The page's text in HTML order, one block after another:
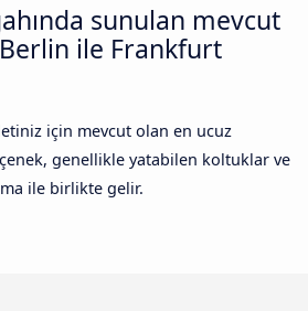
sunulan mevcut
Berlin ile Frankfurt
için mevcut olan en ucuz
genellikle yatabilen koltuklar ve
ile birlikte gelir.